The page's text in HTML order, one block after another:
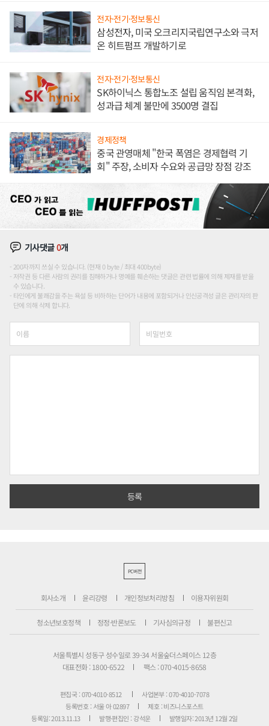
전자·전기·정보통신
삼성전자, 미국 오크리지국립연구소와 극저
온 히트펌프 개발하기로
전자·전기·정보통신
SK하이닉스 통합노조 설립 움직임 본격화,
성과급 체계 불만에 3500명 결집
경제정책
중국 관영매체 "한국 폭염은 경제협력 기
회" 주장, 소비자 수요와 공급망 장점 강조
기사댓글0개
200자까지 쓰실 수 있습니다. (현재 0 byte / 최대 400byte)
저작권 등 다른 사람의 권리를 침해하거나 명예를 훼손하는 댓글은 관련 법률에 의해 제재를 받을
수 있습니다.
타인에게 불쾌감을 주는 욕설 등 비하하는 단어가 내용에 포함되거나 인신공격성 글은 관리자의 판
단에 의해 삭제 합니다.
PC버전
회사소개 윤리강령 개인정보처리방침 이용자위원회
청소년보호정책 정정·반론보도 기사심의규정 불편신고
서울특별시 성동구 성수일로 39-34 서울숲더스페이스 12층
대표전화 : 1800-6522
팩스 : 070-4015-8658
편집국 : 070-4010-8512
사업본부 : 070-4010-7078
등록번호 : 서울 아 02897
제호 : 비즈니스포스트
등록일: 2013.11.13
발행·편집인 : 강석운
발행일자: 2013년 12월 2일